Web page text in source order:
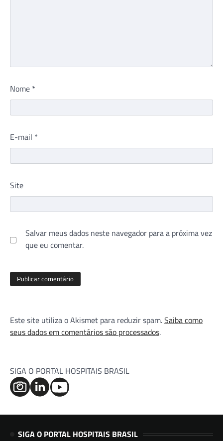
Nome *
E-mail *
Site
Salvar meus dados neste navegador para a próxima vez
que eu comentar.
Este site utiliza o Akismet para reduzir spam.Saiba como
seus dados em comentários são processados.
SIGA O PORTAL HOSPITAIS BRASIL
SIGA O PORTAL HOSPITAIS BRASIL